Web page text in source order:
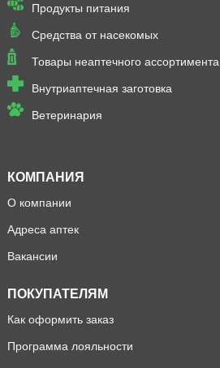
Продукты питания
Средства от насекомых
Товары неаптечного ассортимента
Внутриаптечная заготовка
Ветеринария
КОМПАНИЯ
О компании
Адреса аптек
Вакансии
ПОКУПАТЕЛЯМ
Как оформить заказ
Программа лояльности